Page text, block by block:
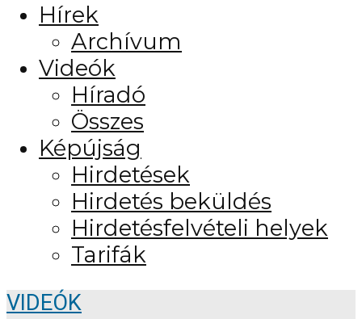
Hírek
Archívum
Videók
Híradó
Összes
Képújság
Hirdetések
Hirdetés beküldés
Hirdetésfelvételi helyek
Tarifák
VIDEÓK